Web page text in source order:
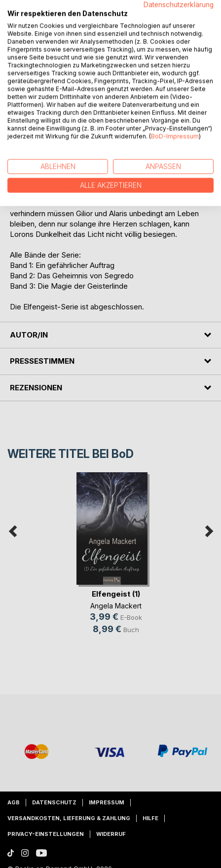
Titel bewerten
BESCHREIBUNG
ELFENGEIST - Romanserie in drei Teilen
Dies ist der dritte Band der Buch-Serie:
Zeit, um die neue Elfenkönigin zu erwecken. Aber selbst
dann, wenn es ihnen gelingt, ist ihr Widersacher Loron noch
nicht besiegt. Erst Jahre nach der Erweckung kann die
Königin ihren Platz einnehmen und bis dahin wird Loron sein
verhindern müssen Gilior und Alaris unbedingt am Leben
bleiben, denn nur solange ihre Herzen schlagen, kann
Lorons Dunkelheit das Licht nicht völlig besiegen.
Alle Bände der Serie:
Band 1: Ein gefährlicher Auftrag
Band 2: Das Geheimnis von Segredo
Band 3: Die Magie der Geisterlinde
Die Elfengeist-Serie ist abgeschlossen.
AUTOR/IN
PRESSESTIMMEN
REZENSIONEN
WEITERE TITEL BEI BoD
Elfengeist (1)
Angela Mackert
3,99 € E-Book
8,99 € Buch
AGB DATENSCHUTZ IMPRESSUM
VERSANDKOSTEN, LIEFERUNG & ZAHLUNG HILFE
PRIVACY-EINSTELLUNGEN WIDERRUF
Datenschutzerklärung
Wir respektieren den Datenschutz
Wir nutzen Cookies und vergleichbare Technologien auf unserer
Website. Einige von ihnen sind essenziell und technisch notwendig.
Daneben verwenden wir Analysemethoden (z. B. Cookies oder
Fingerprints sowie serverseitiges Tracking), um zu messen, wie häufig
unsere Seite besucht und wie sie genutzt wird. Wir verwenden
Trackingtechnologien zu Marketingzwecken und setzen hierzu
serverseitiges Tracking sowie auch Drittanbieter ein, wodurch ggf.
geräteübergreifend Cookies, Fingerprints, Tracking-Pixel, IP-Adressen
sowie gehashte E-Mail-Adressen genutzt werden. Auf unserer Seite
betten wir zudem Drittinhalte von anderen Anbietern ein (Video-
Plattformen). Wir haben auf die weitere Datenverarbeitung und ein
etwaiges Tracking durch den Drittanbieter keinen Einfluss. Mit deiner
Einstellung willigst du in die oben beschriebenen Vorgänge ein. Du
kannst deine Einwilligung (z. B. im Footer unter „Privacy-Einstellungen“)
jederzeit mit Wirkung für die Zukunft widerrufen. (BoD-Impressum)
ABLEHNEN ANPASSEN
ALLE AKZEPTIEREN